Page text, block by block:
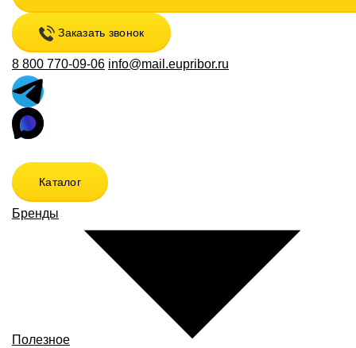
Заказать звонок
8 800 770-09-06 info@mail.eupribor.ru
Каталог
Бренды
Полезное